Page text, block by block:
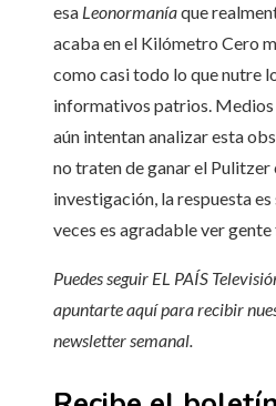
esa Leonormaníaque
acaba en el Kilómetro Cero
como casi todo lo que nutre
informativos patrios. Medios
aún intentan analizar esta
no traten de ganar el Pulitzer
investigación, la respuesta es
veces es agradable ver
Puedes seguir EL PAÍS
apuntarte aquí para recibir
newsletter semanal.